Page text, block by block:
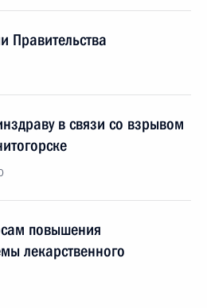
Правительства
в связи со взрывом
повышения
лекарственного